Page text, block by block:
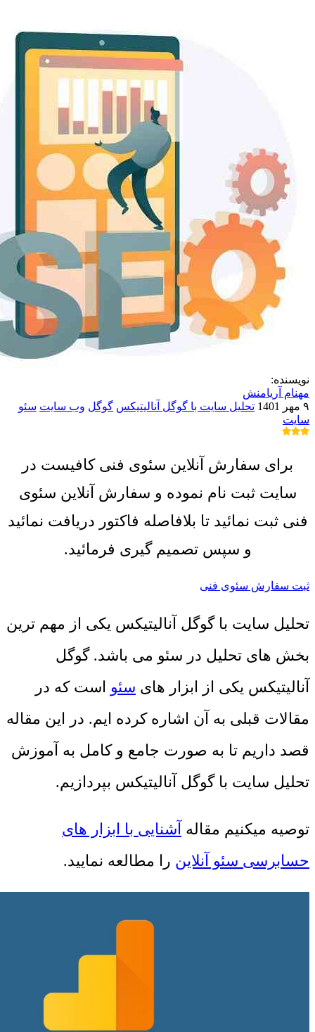
نویسنده:
مهنام آریامنش
۹ مهر 1401
تحلیل سایت با گوگل آنالیتیکس گوگل وب سایت سئو
سایت
برای سفارش آنلاین سئوی فنی کافیست در
سایت ثبت نام نموده و سفارش آنلاین سئوی
فنی ثبت نمائید تا بلافاصله فاکتور دریافت نمائید
و سپس تصمیم گیری فرمائید.
ثبت سفارش سئوی فنی
تحلیل سایت با گوگل آنالیتیکس یکی از مهم ترین
بخش های تحلیل در سئو می باشد. گوگل
آنالیتیکس یکی از ابزار های سئو است که در
مقالات قبلی به آن اشاره کرده ایم. در این مقاله
قصد داریم تا به صورت جامع و کامل به آموزش
تحلیل سایت با گوگل آنالیتیکس بپردازیم.
توصیه میکنیم مقاله آشنایی با ابزار های
حسابرسی سئو آنلاین را مطالعه نمایید.